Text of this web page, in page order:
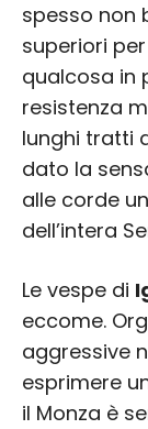
spesso non
superiori
qualcosa in
resistenza
lunghi tratti
dato la
alle corde
dell’intera
Le vespe di
eccome.
aggressive
esprimere
il Monza è